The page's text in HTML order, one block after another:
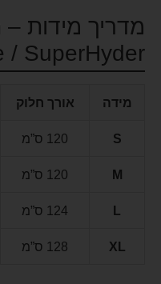
/ SuperHyder
מידה אורך חלוק
S 120 ס”מ
M 120 ס”מ
L 124 ס”מ
XL 128 ס”מ